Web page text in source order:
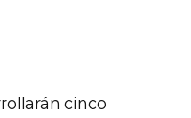
cinco